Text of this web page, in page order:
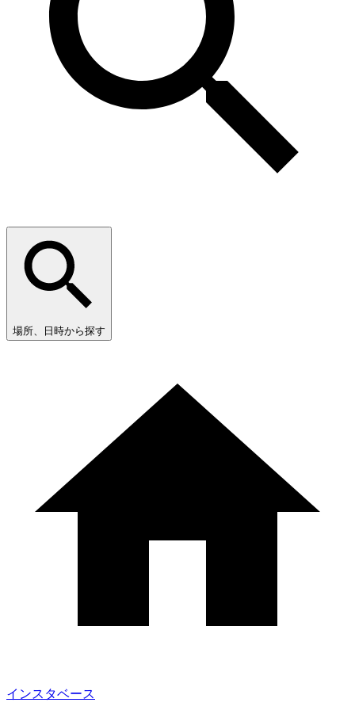
場所、日時から探す
インスタベース